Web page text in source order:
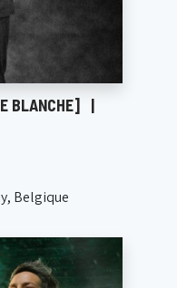
BLANCHE]
|
Belgique